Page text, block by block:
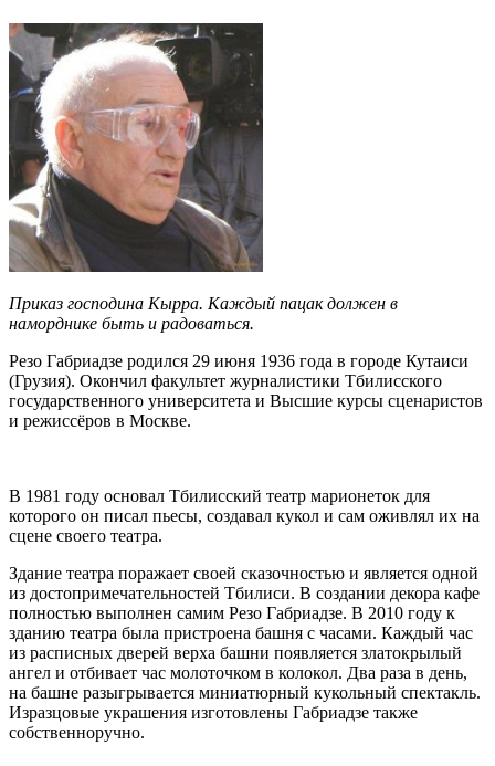
Приказ господина Кырра. Каждый пацак должен в
наморднике быть и радоваться.
Резо Габриадзе родился 29 июня 1936 года в городе Кутаиси
(Грузия). Окончил факультет журналистики Тбилисского
государственного университета и Высшие курсы сценаристов
и режиссёров в Москве.
В 1981 году основал Тбилисский театр марионеток для
которого он писал пьесы, создавал кукол и сам оживлял их на
сцене своего театра.
Здание театра поражает своей сказочностью и является одной
из достопримечательностей Тбилиси. В создании декора кафе
полностью выполнен самим Резо Габриадзе. В 2010 году к
зданию театра была пристроена башня с часами. Каждый час
из расписных дверей верха башни появляется златокрылый
ангел и отбивает час молоточком в колокол. Два раза в день,
на башне разыгрывается миниатюрный кукольный спектакль.
Изразцовые украшения изготовлены Габриадзе также
собственноручно.